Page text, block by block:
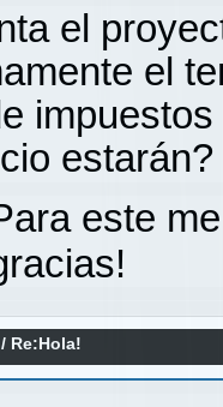
el
el
estarán?
este
/ Re:Hola!